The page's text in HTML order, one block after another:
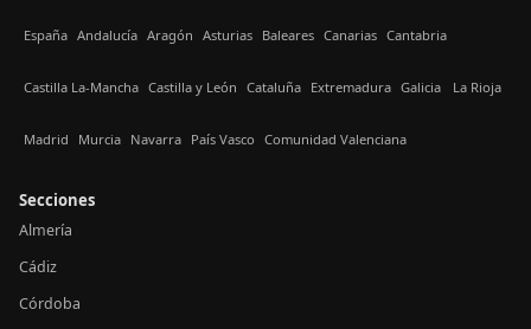
España Andalucía Aragón Asturias Baleares Canarias Cantabria
Castilla La-Mancha Castilla y León Cataluña Extremadura Galicia La Rioja
Madrid Murcia Navarra País Vasco Comunidad Valenciana
Secciones
Almería
Cádiz
Córdoba